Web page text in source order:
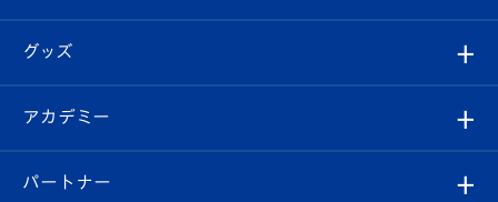
チケット
イベント
メディア
エンブレム紹介
スタッフプロフィール
マスコット紹介
はじめての観戦ガイド
Revive Team
ヴィヴィくんの長崎おもてなしガイド
フォトギャラリー
スタジアムグルメ
チケット
V-LOVERS（ファンクラブ）
グッズ
オンラインショップ
アカデミー
育成からのお知らせ
パートナー